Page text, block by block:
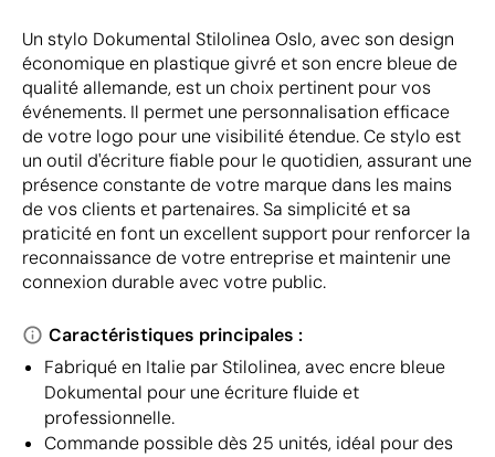
Un stylo Dokumental Stilolinea Oslo, avec son design
économique en plastique givré et son encre bleue de
qualité allemande, est un choix pertinent pour vos
événements. Il permet une personnalisation efficace
de votre logo pour une visibilité étendue. Ce stylo est
un outil d'écriture fiable pour le quotidien, assurant une
présence constante de votre marque dans les mains
de vos clients et partenaires. Sa simplicité et sa
praticité en font un excellent support pour renforcer la
reconnaissance de votre entreprise et maintenir une
connexion durable avec votre public.
Caractéristiques principales :
Fabriqué en Italie par Stilolinea, avec encre bleue
Dokumental pour une écriture fluide et
professionnelle.
Commande possible dès 25 unités, idéal pour des